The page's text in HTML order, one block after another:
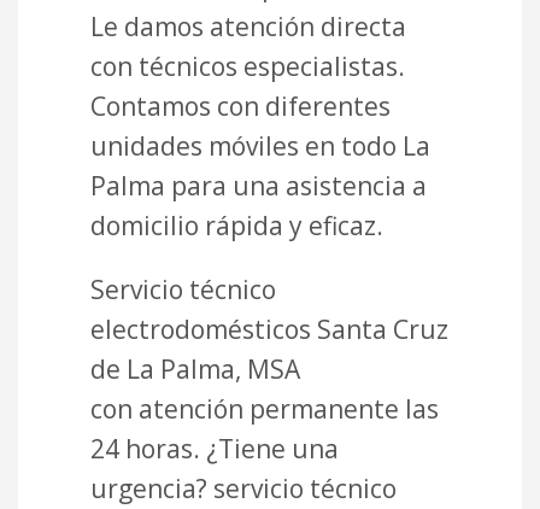
Le damos atención directa
con técnicos especialistas.
Contamos con diferentes
unidades móviles en todo La
Palma para una asistencia a
domicilio rápida y eficaz.
Servicio técnico
electrodomésticos Santa Cruz
de La Palma, MSA
con atención permanente las
24 horas. ¿Tiene una
urgencia? servicio técnico